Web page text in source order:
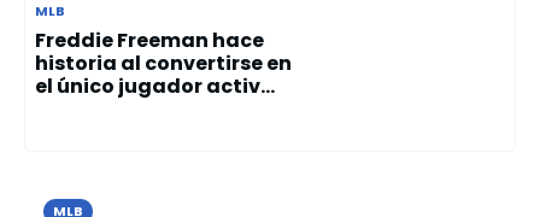
MLB
Freddie Freeman hace
historia al convertirse en
el único jugador activ...
MLB